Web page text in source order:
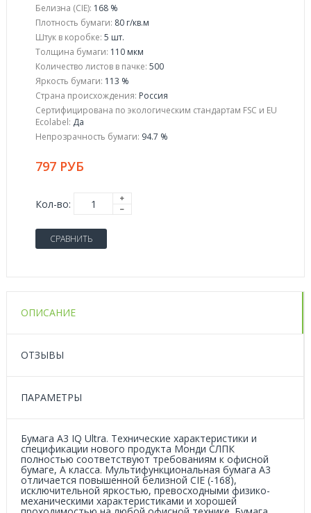
Белизна (CIE): 168 %
Плотность бумаги: 80 г/кв.м
Штук в коробке: 5 шт.
Толщина бумаги: 110 мкм
Количество листов в пачке: 500
Яркость бумаги: 113 %
Страна происхождения: Россия
Сертифицирована по экологическим стандартам FSC и EU
Ecolabel: Да
Непрозрачность бумаги: 94.7 %
797 РУБ
Кол-во:
СРАВНИТЬ
ОПИСАНИЕ
ОТЗЫВЫ
ПАРАМЕТРЫ
Бумага А3 IQ Ultra. Технические характеристики и
спецификации нового продукта Монди СЛПК
полностью соответствуют требованиям к офисной
бумаге, А класса. Мультифункциональная бумага А3
отличается повышенной белизной CIE (-168),
исключительной яркостью, превосходными физико-
механическими характеристиками и хорошей